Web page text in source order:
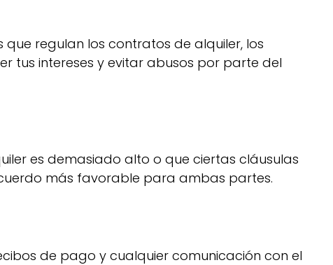
que regulan los contratos de alquiler, los
tus intereses y evitar abusos por parte del
es demasiado alto o que ciertas cláusulas
más favorable para ambas partes.
de pago y cualquier comunicación con el